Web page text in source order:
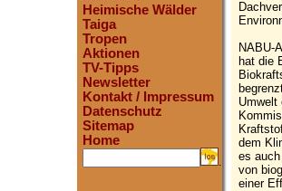
Heimische Wälder
Taiga
Tropen
Aktionen
TV-Tipps
Newsletter
Kontakt / Impressum
Datenschutz
Sitemap
Home
.
NABU-
hat die
Umwelt
dem
es
von
einer